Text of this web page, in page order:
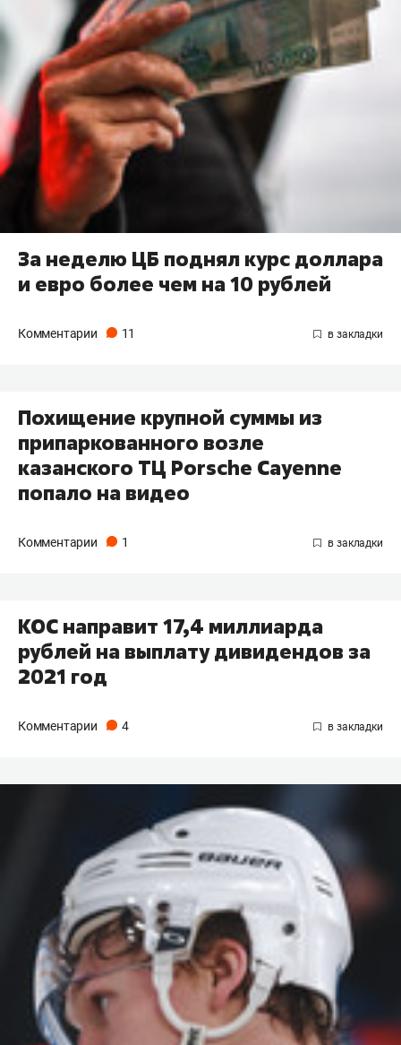
За неделю ЦБ поднял курс доллара
и евро более чем на 10 рублей
Комментарии 11
Похищение крупной суммы из
припаркованного возле
казанского ТЦ Porsche Cayenne
попало на видео
Комментарии 1
КОС направит 17,4 миллиарда
рублей на выплату дивидендов за
2021 год
Комментарии 4